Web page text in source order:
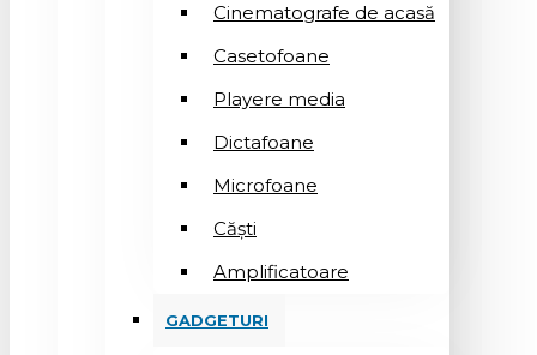
Cinematografe de acasă
Casetofoane
Playere media
Dictafoane
Microfoane
Căşti
Amplificatoare
GADGETURI